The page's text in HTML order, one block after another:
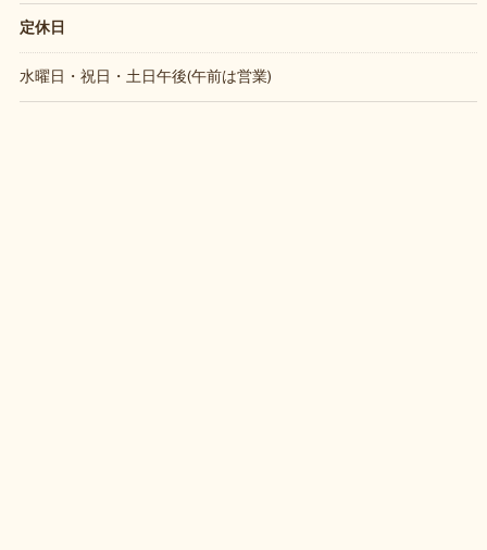
定休日
水曜日・祝日・土日午後(午前は営業)